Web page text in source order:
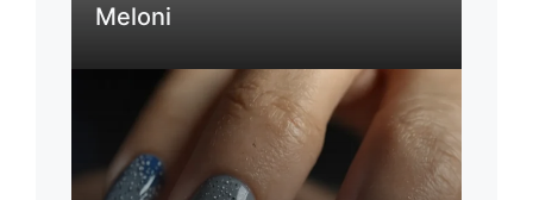
Meloni